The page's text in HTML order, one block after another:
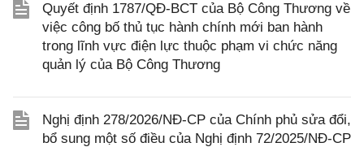
Quyết định 1787/QĐ-BCT của Bộ Công Thương về
việc công bố thủ tục hành chính mới ban hành
trong lĩnh vực điện lực thuộc phạm vi chức năng
quản lý của Bộ Công Thương
Nghị định 278/2026/NĐ-CP của Chính phủ sửa đổi,
bổ sung một số điều của Nghị định 72/2025/NĐ-CP